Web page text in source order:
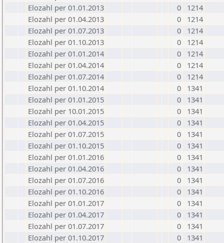
Elozahl per 01.01.2013
0
1214
Elozahl per 01.04.2013
0
1214
Elozahl per 01.07.2013
0
1214
Elozahl per 01.10.2013
0
1214
Elozahl per 01.01.2014
0
1214
Elozahl per 01.04.2014
0
1214
Elozahl per 01.07.2014
0
1214
Elozahl per 01.10.2014
0
1341
Elozahl per 01.01.2015
0
1341
Elozahl per 10.01.2015
0
1341
Elozahl per 01.04.2015
0
1341
Elozahl per 01.07.2015
0
1341
Elozahl per 01.10.2015
0
1341
Elozahl per 01.01.2016
0
1341
Elozahl per 01.04.2016
0
1341
Elozahl per 01.07.2016
0
1341
Elozahl per 01.10.2016
0
1341
Elozahl per 01.01.2017
0
1341
Elozahl per 01.04.2017
0
1341
Elozahl per 01.07.2017
0
1341
Elozahl per 01.10.2017
0
1341